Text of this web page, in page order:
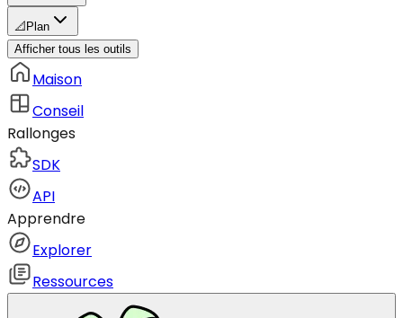
📐 Plan
Afficher tous les outils
Maison
Conseil
Rallonges
SDK
API
Apprendre
Explorer
Ressources